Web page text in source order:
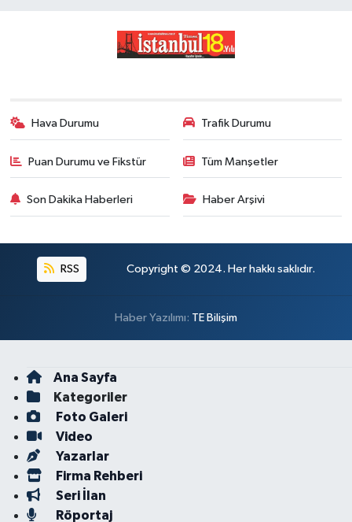
Hava Durumu Trafik Durumu
Puan Durumu ve Fikstür Tüm Manşetler
Son Dakika Haberleri Haber Arşivi
RSS Copyright © 2024. Her hakkı saklıdır.
Haber Yazılımı: TE Bilişim
Ana Sayfa
Kategoriler
Foto Galeri
Video
Yazarlar
Firma Rehberi
Seri İlan
Röportaj